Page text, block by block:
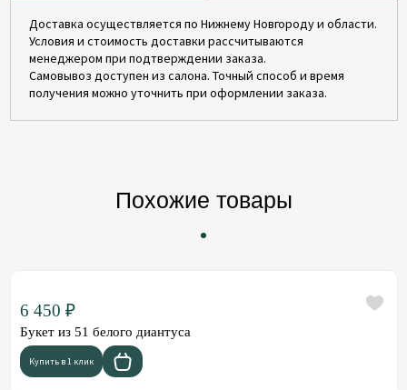
Доставка осуществляется по Нижнему Новгороду и области.
Условия и стоимость доставки рассчитываются
менеджером при подтверждении заказа.
Самовывоз доступен из салона. Точный способ и время
получения можно уточнить при оформлении заказа.
Похожие товары
6 450 ₽
Купить в 1 клик
Букет из 51 белого диантуса